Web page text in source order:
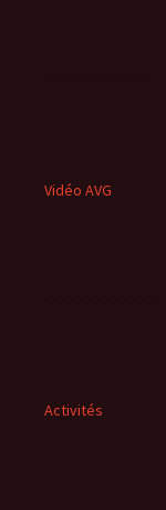
Vidéo AVG
Activités